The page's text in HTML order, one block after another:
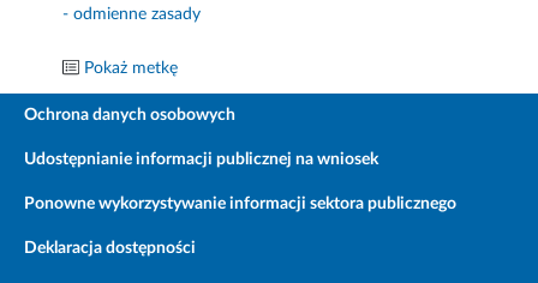
- odmienne zasady
Pokaż metkę
Ochrona danych osobowych
Udostępnianie informacji publicznej na wniosek
Ponowne wykorzystywanie informacji sektora publicznego
Deklaracja dostępności